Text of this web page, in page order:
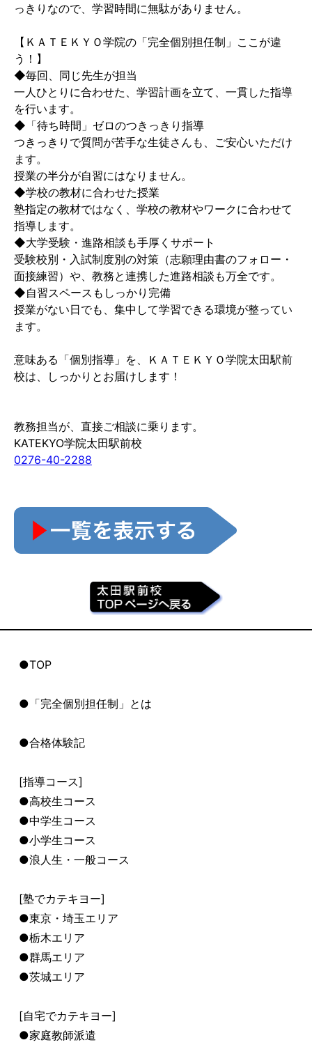
っきりなので、学習時間に無駄がありません。
【ＫＡＴＥＫＹＯ学院の「完全個別担任制」ここが違
う！】
◆毎回、同じ先生が担当
一人ひとりに合わせた、学習計画を立て、一貫した指導
を行います。
◆「待ち時間」ゼロのつきっきり指導
つきっきりで質問が苦手な生徒さんも、ご安心いただけ
ます。
授業の半分が自習にはなりません。
◆学校の教材に合わせた授業
塾指定の教材ではなく、学校の教材やワークに合わせて
指導します。
◆大学受験・進路相談も手厚くサポート
受験校別・入試制度別の対策（志願理由書のフォロー・
面接練習）や、教務と連携した進路相談も万全です。
◆自習スペースもしっかり完備
授業がない日でも、集中して学習できる環境が整ってい
ます。
意味ある「個別指導」を、ＫＡＴＥＫＹＯ学院太田駅前
校は、しっかりとお届けします！
教務担当が、直接ご相談に乗ります。
KATEKYO学院太田駅前校
0276-40-2288
●TOP
●「完全個別担任制」とは
●合格体験記
[指導コース]
●高校生コース
●中学生コース
●小学生コース
●浪人生・一般コース
[塾でカテキヨー]
●東京・埼玉エリア
●栃木エリア
●群馬エリア
●茨城エリア
[自宅でカテキヨー]
●家庭教師派遣